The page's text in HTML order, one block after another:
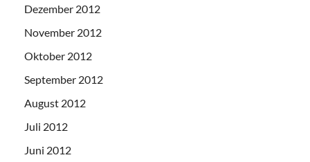
Dezember 2012
November 2012
Oktober 2012
September 2012
August 2012
Juli 2012
Juni 2012